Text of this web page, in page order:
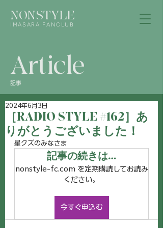
NONSTYLE
IMASARA FANCLUB
Article
記事
［RADIO STYLE #162］あ
りがとうございました！
2024年6月3日
星クズのみなさま
記事の続きは…
nonstyle-fc.com を定期購読してお読み
ください。
今すぐ申込む